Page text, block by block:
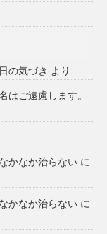
の気づき より
はご遠慮します。
かなか治らない に
かなか治らない に